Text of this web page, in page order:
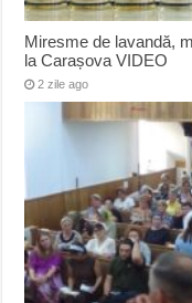
Miresme de lavandă,
la Carașova VIDEO
2 zile ago